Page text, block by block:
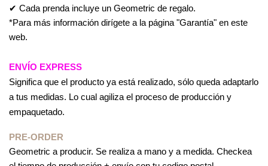
✔ Cada prenda incluye un Geometric de regalo.
*Para más información dirígete a la página "Garantía" en este
web.
ENVÍO EXPRESS
Significa que el producto ya está realizado, sólo queda adaptarlo
a tus medidas. Lo cual agiliza el proceso de producción y
empaquetado.
PRE-ORDER
Geometric a producir. Se realiza a mano y a medida. Checkea